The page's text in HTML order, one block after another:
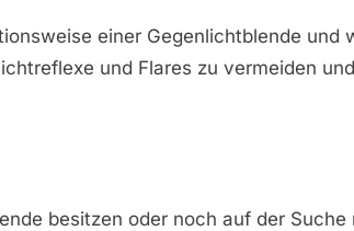
einer Gegenlichtblende und
und Flares zu vermeiden
besitzen oder noch auf der Suche